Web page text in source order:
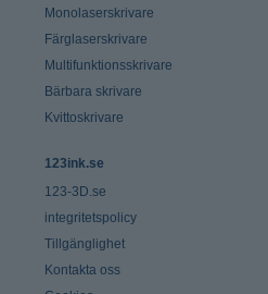
Monolaserskrivare
Färglaserskrivare
Multifunktionsskrivare
Bärbara skrivare
Kvittoskrivare
123ink.se
123-3D.se
integritetspolicy
Tillgänglighet
Kontakta oss